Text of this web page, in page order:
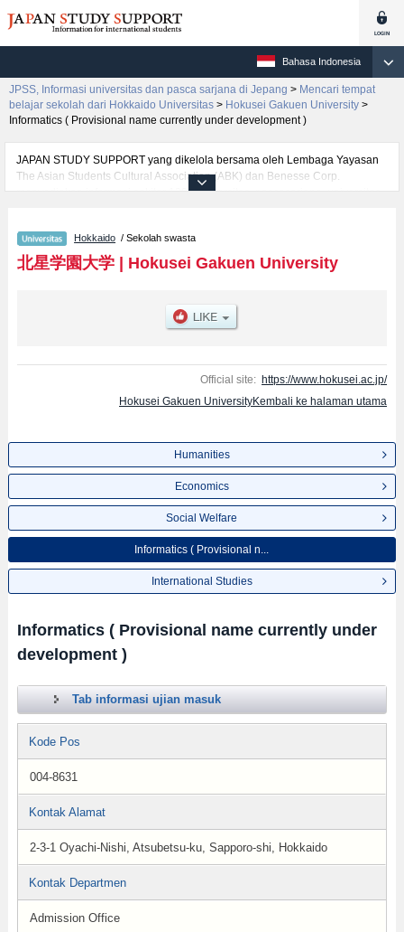
Bahasa Indonesia
JPSS, Informasi universitas dan pasca sarjana di Jepang > Mencari tempat
belajar sekolah dari Hokkaido Universitas > Hokusei Gakuen University >
Informatics ( Provisional name currently under development )
JAPAN STUDY SUPPORT yang dikelola bersama oleh Lembaga Yayasan
The Asian Students Cultural Association (ABK) dan Benesse Corp.
menyediakan informasi sekitar 1300 universitas, pascasarjana, universitas
informasi per fakultas seperti Fakultas HumanitiesatauFakultas
EconomicsatauFakultas Social WelfareatauFakultas Informatics (
Provisional name currently under development )atauFakultas International
mancanegara seperti kuota untuk jumlah pendaftar dan jumlah kelulusan
ujian masuk mahasiswa(i) mancanegara, informasi mengenai ujian masuk,
Hokkaido / Sekolah swasta
北星学園大学| Hokusei Gakuen University
Official site: https://www.hokusei.ac.jp/
Hokusei Gakuen UniversityKembali ke halaman utama
Humanities
Economics
Social Welfare
Informatics ( Provisional n...
International Studies
Informatics ( Provisional name currently under
development )
Tab informasi ujian masuk
Kode Pos
004-8631
Kontak Alamat
2-3-1 Oyachi-Nishi, Atsubetsu-ku, Sapporo-shi, Hokkaido
Kontak Departmen
Admission Office